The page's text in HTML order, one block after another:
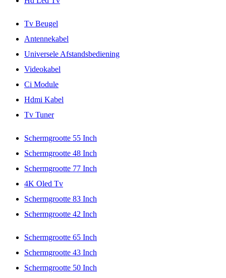
Tv Beugel
Antennekabel
Universele Afstandsbediening
Videokabel
Ci Module
Hdmi Kabel
Tv Tuner
Schermgrootte 55 Inch
Schermgrootte 48 Inch
Schermgrootte 77 Inch
4K Oled Tv
Schermgrootte 83 Inch
Schermgrootte 42 Inch
Schermgrootte 65 Inch
Schermgrootte 43 Inch
Schermgrootte 50 Inch